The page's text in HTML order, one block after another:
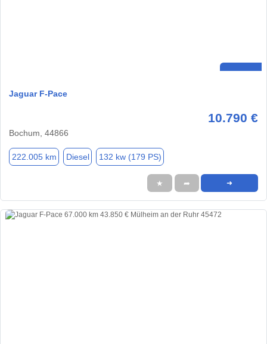
Jaguar F-Pace
10.790 €
Bochum, 44866
222.005 km Diesel 132 kw (179 PS)
★ ➦ ➜